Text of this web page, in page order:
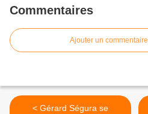
Commentaires
Ajouter un commentaire
< Gérard Ségura se